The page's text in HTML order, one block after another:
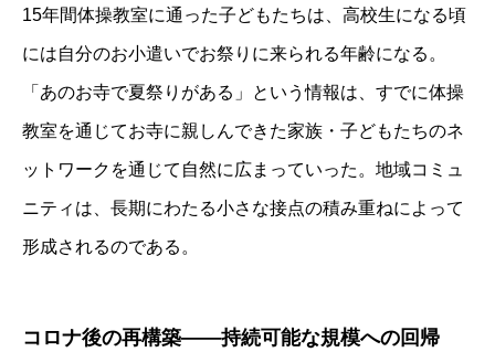
15年間体操教室に通った子どもたちは、高校生になる頃
には自分のお小遣いでお祭りに来られる年齢になる。
「あのお寺で夏祭りがある」という情報は、すでに体操
教室を通じてお寺に親しんできた家族・子どもたちのネ
ットワークを通じて自然に広まっていった。地域コミュ
ニティは、長期にわたる小さな接点の積み重ねによって
形成されるのである。
コロナ後の再構築――持続可能な規模への回帰